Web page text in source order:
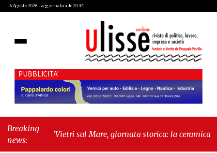
6 Agosto 2026 - aggiornato alle 20:34
PUBBLICITA'
Breaking
news:
"Vietri sul Mare, giornata storica: la ceramica